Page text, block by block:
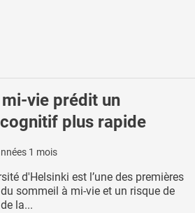
mi-vie prédit un
plus rapide
1 mois
d'Helsinki est l’une des premières
sommeil à mi-vie et un risque de
la...